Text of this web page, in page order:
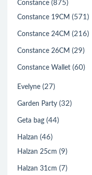
Constance (875)
Constance 19CM (571)
Constance 24CM (216)
Constance 26CM (29)
Constance Wallet (60)
Evelyne (27)
Garden Party (32)
Geta bag (44)
Halzan (46)
Halzan 25cm (9)
Halzan 31cm (7)